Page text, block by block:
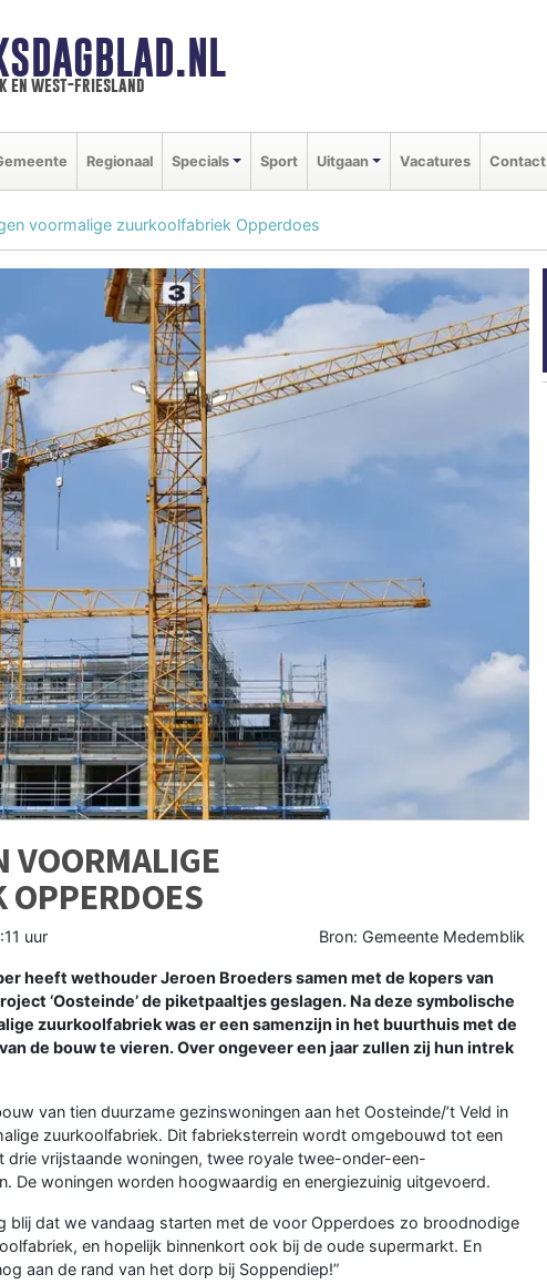
en west-friesland
Regionaal Specials Sport Uitgaan Vacatures Contact
voormalige zuurkoolfabriek Opperdoes
VOORMALIGE
OPPERDOES
uur Bron: Gemeente Medemblik
heeft wethouder Jeroen Broeders samen met de kopers van
‘Oosteinde’ de piketpaaltjes geslagen. Na deze symbolische
zuurkoolfabriek was er een samenzijn in het buurthuis met de
de bouw te vieren. Over ongeveer een jaar zullen zij hun intrek
van tien duurzame gezinswoningen aan het Oosteinde/’t Veld in
zuurkoolfabriek. Dit fabrieksterrein wordt omgebouwd tot een
vrijstaande woningen, twee royale twee-onder-een-
De woningen worden hoogwaardig en energiezuinig uitgevoerd.
blij dat we vandaag starten met de voor Opperdoes zo broodnodige
en hopelijk binnenkort ook bij de oude supermarkt. En
aan de rand van het dorp bij Soppendiep!”